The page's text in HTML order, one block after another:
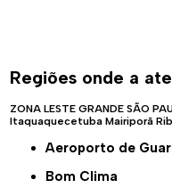
Regiões onde a
ZONA LESTE GRANDE SÃO
Itaquaquecetuba Mairiporã
Aeroporto de
Bom Clima